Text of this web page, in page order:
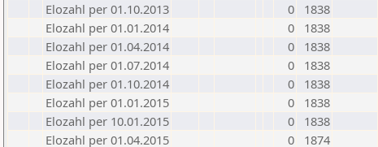
Elozahl per 01.10.2013
0
1838
Elozahl per 01.01.2014
0
1838
Elozahl per 01.04.2014
0
1838
Elozahl per 01.07.2014
0
1838
Elozahl per 01.10.2014
0
1838
Elozahl per 01.01.2015
0
1838
Elozahl per 10.01.2015
0
1838
Elozahl per 01.04.2015
0
1874